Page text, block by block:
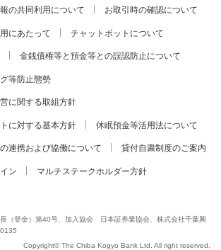
の共同利用について お取引時の確認について
にあたって チャットボットについて
金銭債権等と預金等との誤認防止について
等防止態勢
に関する取組方針
に対する基本方針 休眠預金等活用法について
連携および協働について 貸付自粛制度のご案内
ン マルチステークホルダー方針
（登金）第40号、加入協会 日本証券業協会、株式会社千葉興
Copyright© The Chiba Kogyo Bank Ltd. All right reserved.